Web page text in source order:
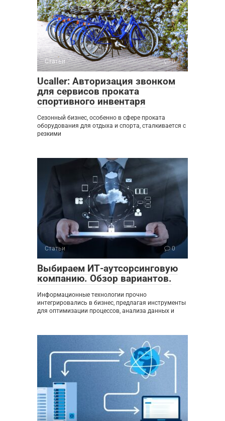
Статьи 0
Ucaller: Авторизация звонком
для сервисов проката
спортивного инвентаря
Сезонный бизнес, особенно в сфере проката
оборудования для отдыха и спорта, сталкивается с
резкими
Статьи 0
Выбираем ИТ-аутсорсинговую
компанию. Обзор вариантов.
Информационные технологии прочно
интегрировались в бизнес, предлагая инструменты
для оптимизации процессов, анализа данных и